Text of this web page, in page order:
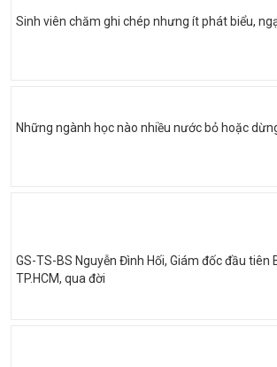
Sinh viên chăm ghi chép nhưng ít phát biểu,
Những ngành học nào nhiều nước bỏ hoặc
GS-TS-BS Nguyễn Đình Hối, Giám đốc đầu tiên
TP.HCM, qua đời